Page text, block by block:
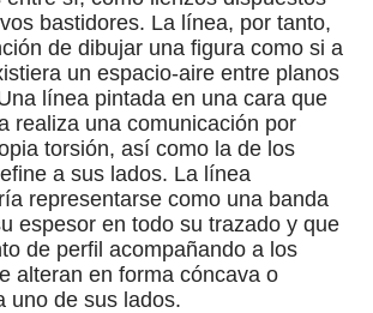
bastidores. La línea, por tanto,
de dibujar una figura como si a
un espacio-aire entre planos
línea pintada en una cara que
realiza una comunicación por
torsión, así como la de los
a sus lados. La línea
representarse como una banda
espesor en todo su trazado y que
de perfil acompañando a los
alteran en forma cóncava o
uno de sus lados.